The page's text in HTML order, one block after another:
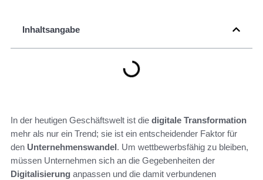
Inhaltsangabe
In der heutigen Geschäftswelt ist die digitale Transformation
mehr als nur ein Trend; sie ist ein entscheidender Faktor für
den Unternehmenswandel. Um wettbewerbsfähig zu bleiben,
müssen Unternehmen sich an die Gegebenheiten der
Digitalisierung anpassen und die damit verbundenen